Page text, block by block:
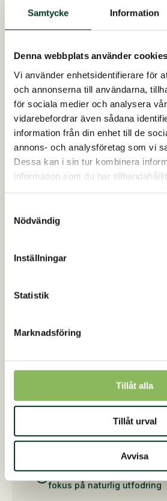
Samtycke Information
Denna webbplats använder cookies
Vi använder enhetsidentifierare för
och annonserna till användarna,
för sociala medier och analysera
vidarebefordrar även sådana
information från din enhet till de
annons- och analysföretag som vi
Dessa kan i sin tur kombinera
information som du har
Nödvändig
Inställningar
Statistik
Marknadsföring
Tillåt alla
Tillåt urval
Avvisa
GRATIS STALLBESÖK
Se vad en justering
foderstat kan göra
Många hästägare upplever
utfodringen efter ett stallbesök. Vi
enkel, praktisk och lätt att
Hästens välmående och hull
Grovfoder och näringsbalans
Boka gratis stallbesök
Därför väljer hästägare
standardlösningar
Erfarenhet av både hobby-
Praktiska lösningar som
vardagen
Personlig uppföljning efter
Arbetar utifrån ett holistiskt
fokus på naturlig utfodring